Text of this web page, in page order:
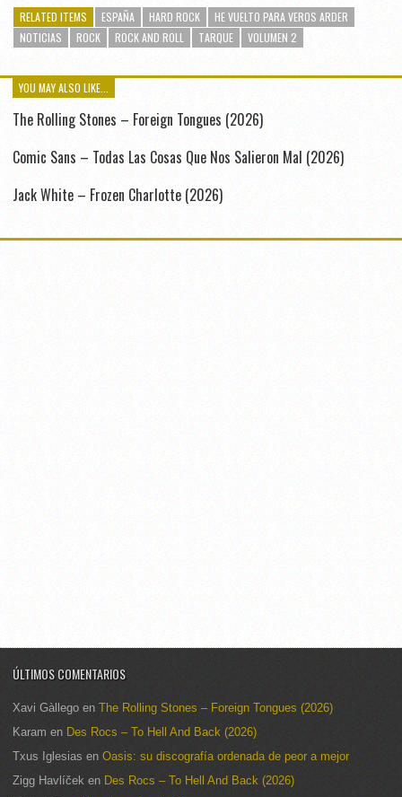
RELATED ITEMS ESPAÑA HARD ROCK
HE VUELTO PARA VEROS ARDER
NOTICIAS
ROCK ROCK AND ROLL TARQUE VOLUMEN 2
YOU MAY ALSO LIKE...
The Rolling Stones – Foreign Tongues (2026)
Comic Sans – Todas Las Cosas Que Nos Salieron Mal (2026)
Jack White – Frozen Charlotte (2026)
ÚLTIMOS COMENTARIOS
Xavi Gàllego en The Rolling Stones – Foreign Tongues (2026)
Karam en Des Rocs – To Hell And Back (2026)
Txus Iglesias en Oasis: su discografía ordenada de peor a mejor
Zigg Havlíček en Des Rocs – To Hell And Back (2026)